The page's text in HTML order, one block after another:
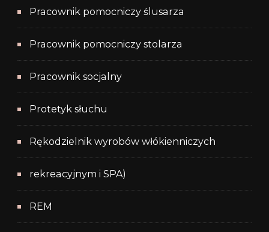
Pracownik pomocniczy ślusarza
Pracownik pomocniczy stolarza
Pracownik socjalny
Protetyk słuchu
Rękodzielnik wyrobów włókienniczych
rekreacyjnym i SPA)
REM